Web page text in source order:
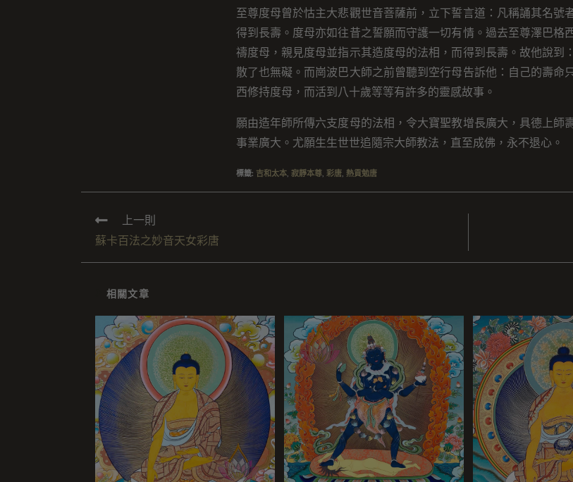
至尊度母曾於怙主大悲觀世音菩薩前，立下誓言道：凡稱誦其名號
得到長壽。度母亦如往昔之誓願而守護一切有情。過去至尊澤巴格
禱度母，親見度母並指示其造度母的法相，而得到長壽。故他說到
散了也無礙。而崗波巴大師之前曾聽到空行母告訴他：自己的壽命
西修持度母，而活到八十歲等等有許多的靈感故事。
願由造年師所傳六支度母的法相，令大寶聖教增長廣大，具德上師
事業廣大。尤願生生世世追隨宗大師教法，直至成佛，永不退心。
標籤: 吉和太本, 寂靜本尊, 彩唐, 熱貢勉唐
上一則
蘇卡百法之妙音天女彩唐
相關文章